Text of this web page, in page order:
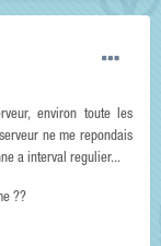
environ toute les
ne me repondais
a interval regulier...
??